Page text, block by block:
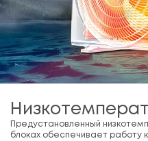
Предустановленный
блоках обеспечивает работу